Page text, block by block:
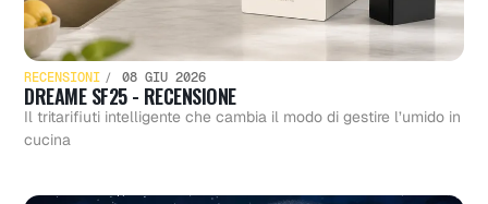
RECENSIONI 08 GIU 2026
DREAME SF25 - RECENSIONE
Il tritarifiuti intelligente che cambia il modo di gestire l’umido in
cucina